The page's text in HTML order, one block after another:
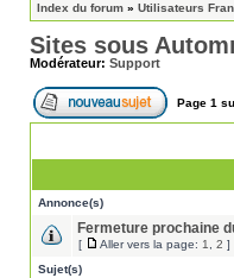
Index du forum » Utilisateurs
Sites sous
Modérateur: Support
Page 1
Annonce(s)
Fermeture prochaine
[ Aller vers la page: 1 2 ]
Sujet(s)